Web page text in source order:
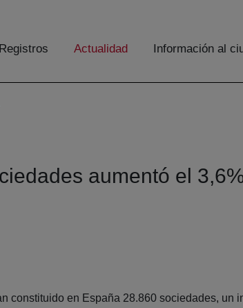
Registros Actualidad Información al
aumentó el
constituido en España 28.860 sociedades,